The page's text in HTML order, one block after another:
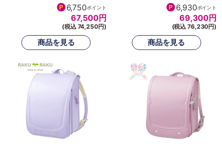
6,750ポイント
67,500円
(税込 74,250円)
6,930ポイント
69,300円
(税込 76,230円)